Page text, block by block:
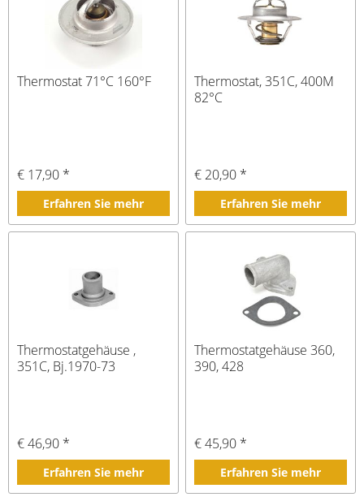
Thermostat 71°C 160°F
€ 17,90 *
Erfahren Sie mehr
Thermostat, 351C, 400M
82°C
€ 20,90 *
Erfahren Sie mehr
Thermostatgehäuse ,
351C, Bj.1970-73
€ 46,90 *
Erfahren Sie mehr
Thermostatgehäuse 360,
390, 428
€ 45,90 *
Erfahren Sie mehr